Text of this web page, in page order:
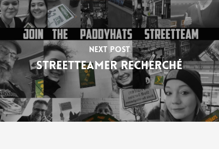
Next Post
Streetteamer recherché